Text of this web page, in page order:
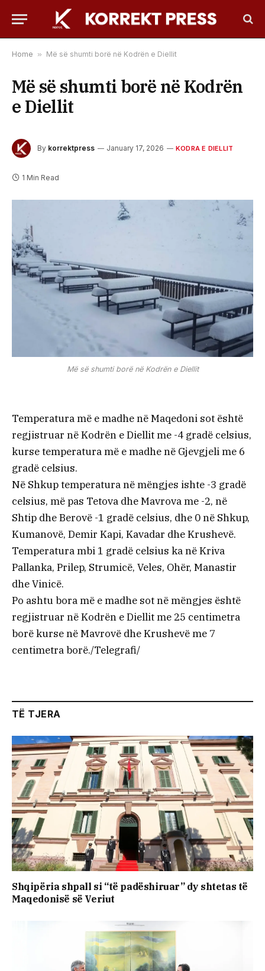
Home » Më së shumti borë në Kodrën e Diellit
Më së shumti borë në Kodrën
e Diellit
By korrektpress January 17, 2026 KODRA E DIELLIT
1 Min Read
Më së shumti borë në Kodrën e Diellit
Temperatura më e madhe në Maqedoni sot është
regjistruar në Kodrën e Diellit me -4 gradë celsius,
kurse temperatura më e madhe në Gjevgjeli me 6
gradë celsius.
Në Shkup temperatura në mëngjes ishte -3 gradë
celsius, më pas Tetova dhe Mavrova me -2, në
Shtip dhe Berovë -1 gradë celsius, dhe 0 në Shkup,
Kumanovë, Demir Kapi, Kavadar dhe Krushevë.
Temperatura mbi 1 gradë celsius ka në Kriva
Pallanka, Prilep, Strumicë, Veles, Ohër, Manastir
dhe Vinicë.
Po ashtu bora më e madhe sot në mëngjes është
regjistruar në Kodrën e Diellit me 25 centimetra
borë kurse në Mavrovë dhe Krushevë me 7
centimetra borë./Telegrafi/
TË TJERA
Shqipëria shpall si “të padëshiruar” dy shtetas të
Maqedonisë së Veriut